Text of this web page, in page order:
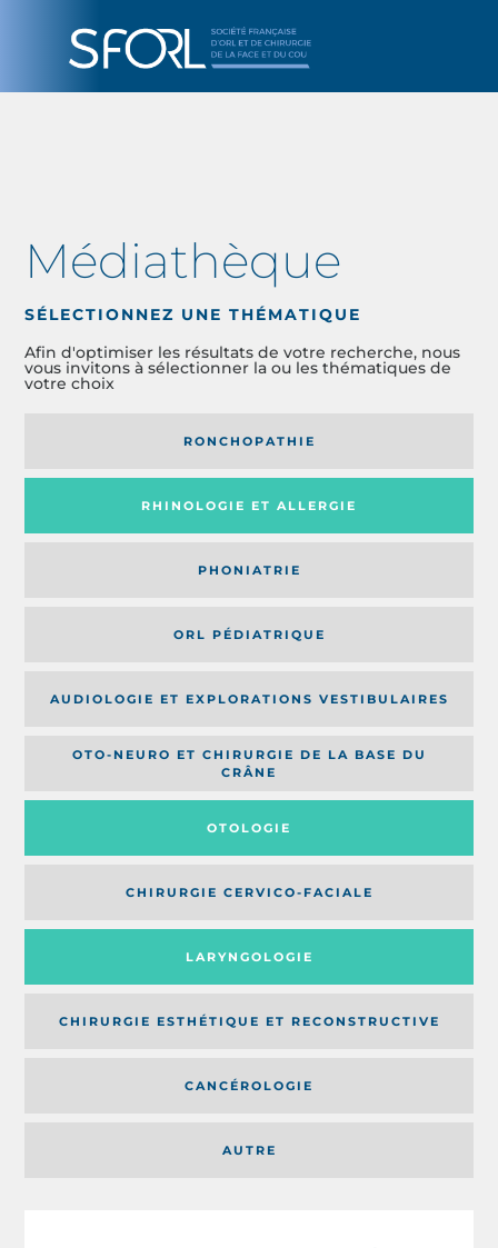
Médiathèque
SÉLECTIONNEZ UNE THÉMATIQUE
Afin d'optimiser les résultats de votre recherche, nous
vous invitons à sélectionner la ou les thématiques de
votre choix
RONCHOPATHIE
RHINOLOGIE ET ALLERGIE
PHONIATRIE
ORL PÉDIATRIQUE
AUDIOLOGIE ET EXPLORATIONS VESTIBULAIRES
OTO-NEURO ET CHIRURGIE DE LA BASE DU
CRÂNE
OTOLOGIE
CHIRURGIE CERVICO-FACIALE
AUTRE
LARYNGOLOGIE
CHIRURGIE ESTHÉTIQUE ET RECONSTRUCTIVE
CANCÉROLOGIE